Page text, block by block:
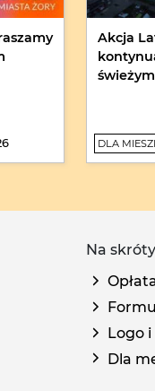
Akcja
DLA
Na
Logo
Dla